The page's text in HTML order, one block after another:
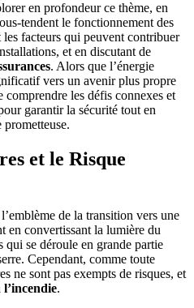
en profondeur ce thème, en
tendent le fonctionnement des
facteurs qui peuvent contribuer
et en discutant de
. Alors que l’énergie
vers un avenir plus propre
comprendre les défis connexes et
garantir la sécurité tout en
prometteuse.
et le Risque
de la transition vers une
en convertissant la lumière du
qui se déroule en grande partie
Cependant, comme toute
ne sont pas exempts de risques, et
l’incendie.